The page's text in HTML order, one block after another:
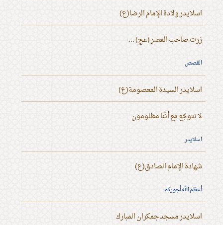
اسلايدر ولادة الإمام الرضا(ع)
زرت صاحب العصر (عج) ...
القصص
اسلايدر السيدة المعصومة(ع)
لا نتوجّع مع أنّنا مظلومون
اسلايدر
شهادة الإمام الصادق(ع)
أعظم الله أجوركم
اسلايدر مسجد جمكران المبارك